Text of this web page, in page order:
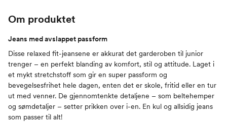
Om produktet
Jeans med avslappet passform
Disse relaxed fit-jeansene er akkurat det garderoben til junior
trenger – en perfekt blanding av komfort, stil og attitude. Laget i
et mykt stretchstoff som gir en super passform og
bevegelsesfrihet hele dagen, enten det er skole, fritid eller en tur
ut med venner. De gjennomtenkte detaljene – som beltehemper
og sømdetaljer – setter prikken over i-en. En kul og allsidig jeans
som passer til alt!